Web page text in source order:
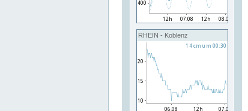
RHEIN - Koblenz